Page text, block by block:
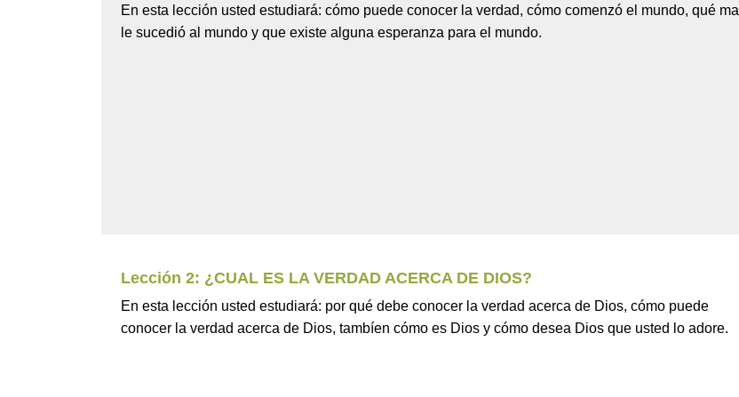
En esta lección usted estudiará: cómo puede conocer la verdad, cómo comenzó el mundo, qué mal
le sucedió al mundo y que existe alguna esperanza para el mundo.
Lección 2: ¿CUAL ES LA VERDAD ACERCA DE DIOS?
En esta lección usted estudiará: por qué debe conocer la verdad acerca de Dios, cómo puede
conocer la verdad acerca de Dios, tambíen cómo es Dios y cómo desea Dios que usted lo adore.